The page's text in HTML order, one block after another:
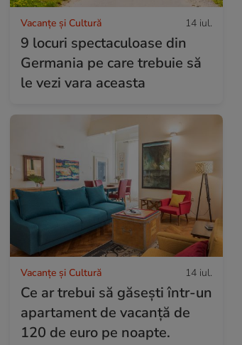
Vacanțe și Cultură 14 iul.
9 locuri spectaculoase din
Germania pe care trebuie să
le vezi vara aceasta
Vacanțe și Cultură 14 iul.
Ce ar trebui să găsești într-un
apartament de vacanță de
120 de euro pe noapte.